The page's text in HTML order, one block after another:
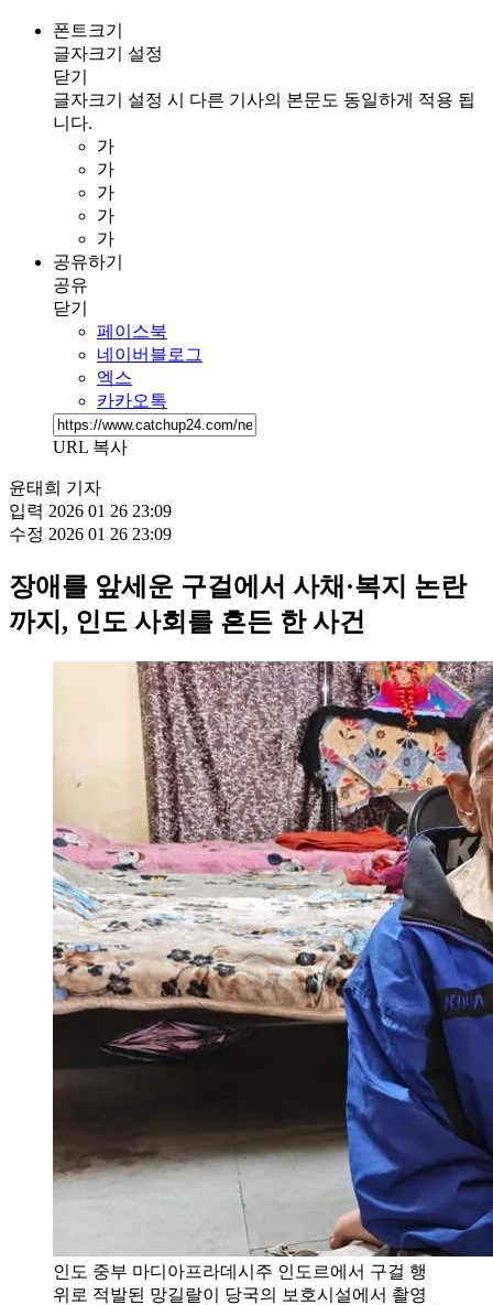
폰트크기
글자크기 설정
닫기
글자크기 설정 시 다른 기사의 본문도 동일하게 적용 됩
니다.
가
가
가
가
가
공유하기
공유
닫기
페이스북
네이버블로그
엑스
카카오톡
URL 복사
윤태희 기자
입력 2026 01 26 23:09
수정 2026 01 26 23:09
장애를 앞세운 구걸에서 사채·복지 논란
까지, 인도 사회를 흔든 한 사건
인도 중부 마디아프라데시주 인도르에서 구걸 행
위로 적발된 망길랄이 당국의 보호시설에서 촬영